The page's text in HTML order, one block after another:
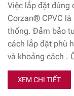
Việc lắp đặt đúng
Corzan® CPVC
thống. Đảm bảo
cách lắp đặt phù
và khoảng cách .
XEM CHI TIẾT